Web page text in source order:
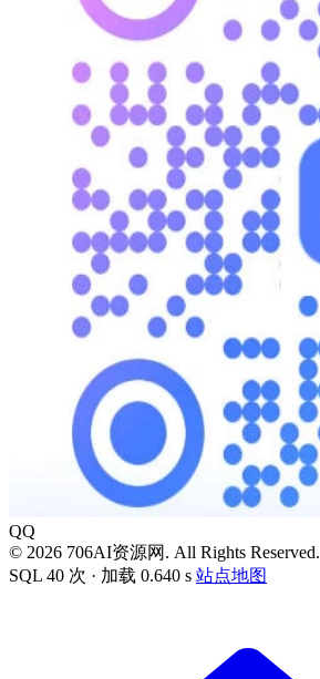
QQ
© 2026 706AI资源网. All Rights Reserved.
SQL 40 次 · 加载 0.640 s 站点地图